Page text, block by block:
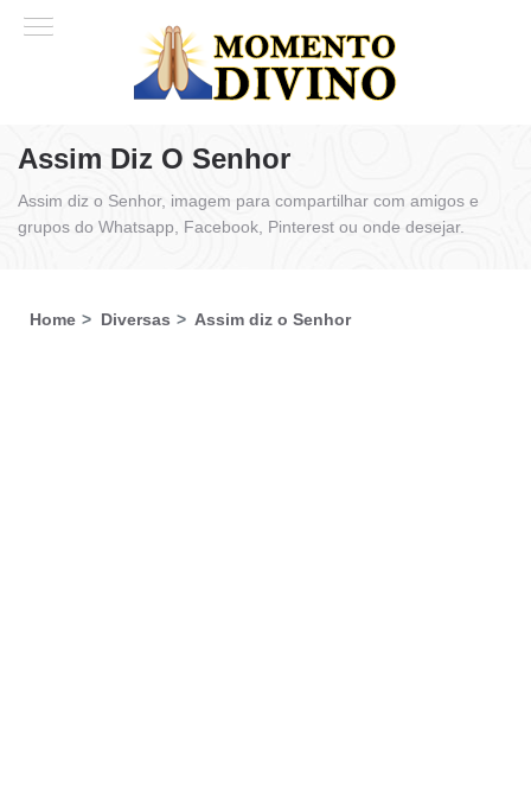
Assim Diz O Senhor
Assim diz o Senhor, imagem para compartilhar com amigos e
grupos do Whatsapp, Facebook, Pinterest ou onde desejar.
Home Diversas Assim diz o Senhor